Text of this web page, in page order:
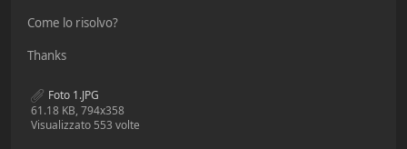
Come lo risolvo?
Thanks
Foto 1.JPG
61.18 KB, 794x358
Visualizzato 553 volte